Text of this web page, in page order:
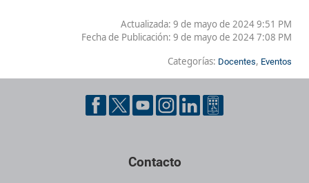
Actualizada: 9 de mayo de 2024 9:51 PM
Fecha de Publicación: 9 de mayo de 2024 7:08 PM
Categorías: Docentes, Eventos
Contacto